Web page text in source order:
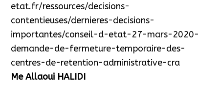
etat.fr/ressources/decisions-
contentieuses/dernieres-decisions-
importantes/conseil-d-etat-27-mars-2020-
demande-de-fermeture-temporaire-des-
centres-de-retention-administrative-cra
Me Allaoui HALIDI